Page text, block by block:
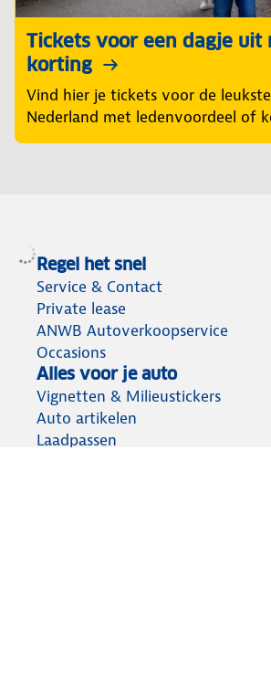
Tickets voor een dagje uit
korting
Vind hier je tickets voor de
Nederland met ledenvoordeel of
Regel het snel
Service & Contact
Private lease
ANWB Autoverkoopservice
Occasions
Alles voor je auto
Vignetten & Milieustickers
Auto artikelen
Laadpassen